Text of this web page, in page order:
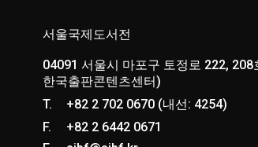
서울국제도서전
04091 서울시 마포구 토정로 222, 208
한국출판콘텐츠센터)
T.
+82 2 702 0670 (내선: 4254)
F.
+82 2 6442 0671